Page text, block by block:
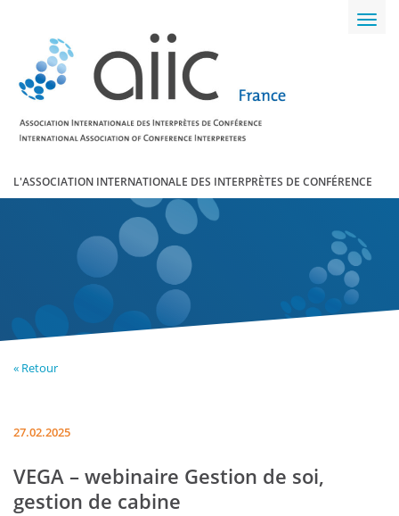
L'ASSOCIATION INTERNATIONALE DES INTERPRÈTES DE CONFÉRENCE
« Retour
27.02.2025
VEGA – webinaire Gestion de soi,
gestion de cabine